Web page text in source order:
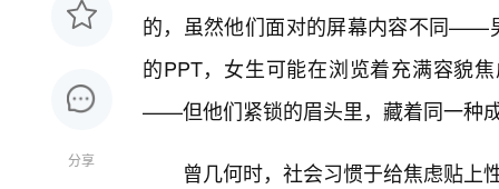
分享
的，虽然他们面对的屏幕内容不同——
的PPT，女生可能在浏览着充满容貌
——但他们紧锁的眉头里，藏着同一种
曾几何时，社会习惯于给焦虑贴上